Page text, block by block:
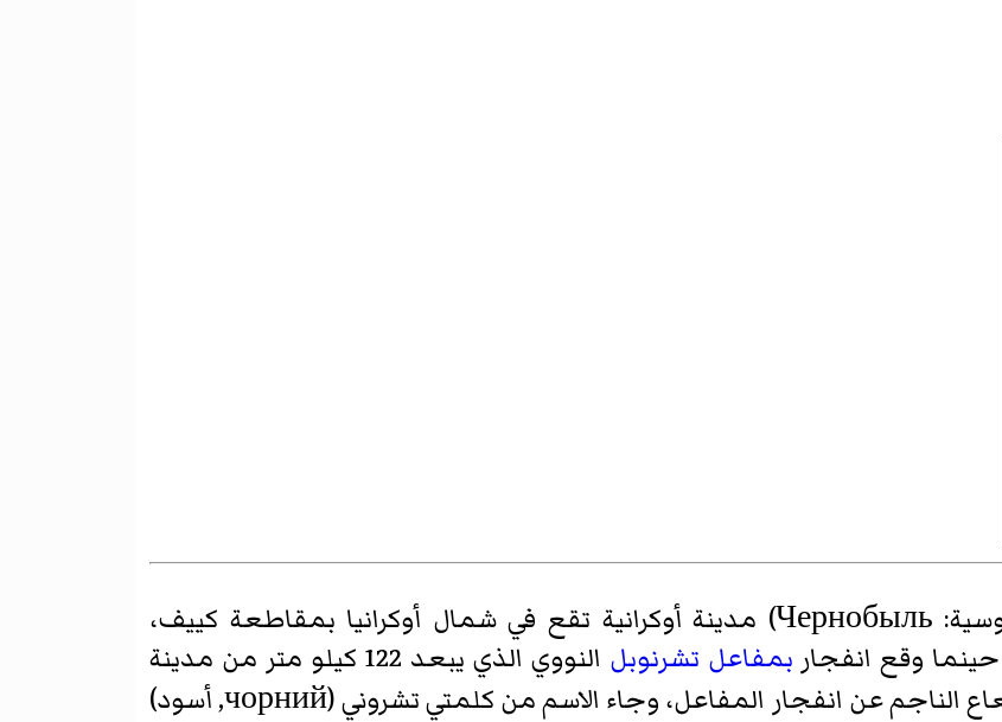
(بالأوكرانية:Чорнобиль ، بالروسية: Чернобыль) مدينة أوكرانية تقع في شمال أوكرانيا بمقاطعة كييف،
بمفاعل تشرنوبل
النووي الذي يبعد 122 كيلو متر من مدينة
تشيرنوبيل التي هجرت بسبب تلوثها بالأشعاع الناجم عن انفجار المفاعل، وجاء الاسم من كلمتي تشروني (чорний, أسود)